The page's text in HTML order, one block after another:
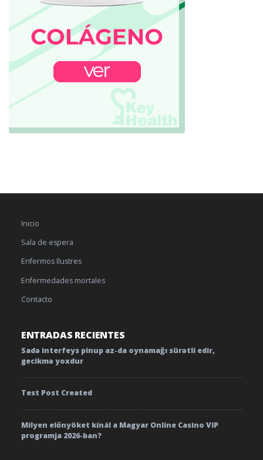
Inicio
Sala de espera
Enfermos Ilustres
Enfermedades mortales
Contacto
ENTRADAS RECIENTES
Sadə interfeys pinup az-da oynamağı sürətli edir,
gecikmə yoxdur
Test Post Created
Milyen előnyöket kínál a Magyar Online Casino VIP
programja 2026-ban?